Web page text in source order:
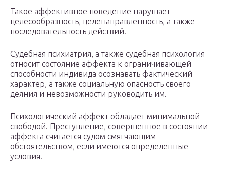
Такое аффективное поведение нарушает
целесообразность, целенаправленность, а также
последовательность действий.
Судебная психиатрия, а также судебная психология
относит состояние аффекта к ограничивающей
способности индивида осознавать фактический
характер, а также социальную опасность своего
деяния и невозможности руководить им.
Психологический аффект обладает минимальной
свободой. Преступление, совершенное в состоянии
аффекта считается судом смягчающим
обстоятельством, если имеются определенные
условия.